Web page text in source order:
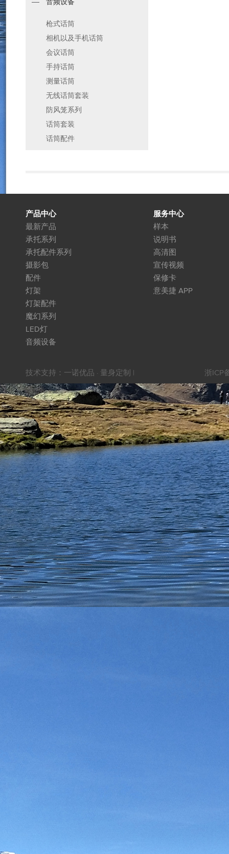
音频设备
枪式话筒
相机以及手机话筒
会议话筒
手持话筒
测量话筒
无线话筒套装
防风笼系列
话筒套装
话筒配件
产品中心
最新产品
承托系列
承托配件系列
摄影包
配件
灯架
灯架配件
魔幻系列
LED灯
音频设备
服务中心
样本
说明书
高清图
宣传视频
保修卡
意美捷 APP
技术支持： 一诺优品 · 量身定制 | 浙ICP